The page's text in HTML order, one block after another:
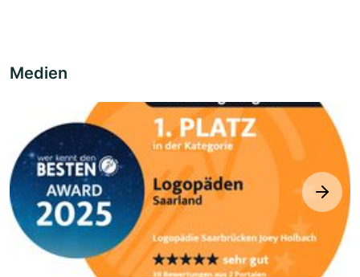
Medien
next